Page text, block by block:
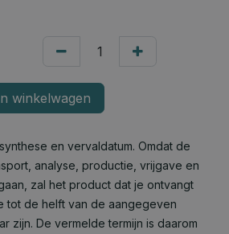
winkelwagen
en vervaldatum. Omdat de
analyse, productie, vrijgave en
zal het product dat je ontvangt
tot de helft van de aangegeven
zijn. De vermelde termijn is daarom